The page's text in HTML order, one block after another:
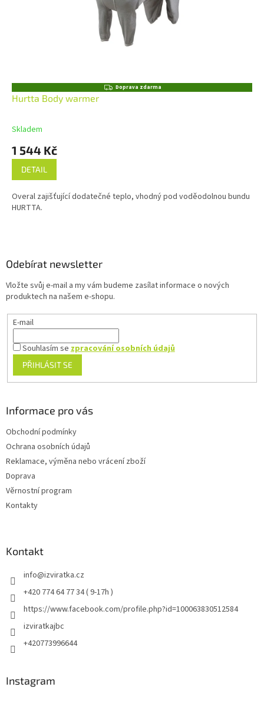
ZDoprava zdarma
Hurtta Body warmer
Skladem
1 544 Kč
DETAIL
Overal zajišťující dodatečné teplo, vhodný pod voděodolnou bundu
HURTTA.
Odebírat newsletter
Vložte svůj e-mail a my vám budeme zasílat informace o nových
produktech na našem e-shopu.
E-mail
Souhlasím sezpracování osobních údajů
PŘIHLÁSIT SE
Informace pro vás
Obchodní podmínky
Ochrana osobních údajů
Reklamace, výměna nebo vrácení zboží
Doprava
Věrnostní program
Kontakty
Kontakt
info@izviratka.cz
+420 774 64 77 34 ( 9-17h )
https://www.facebook.com/profile.php?id=100063830512584
izviratkajbc
+420773996644
Instagram